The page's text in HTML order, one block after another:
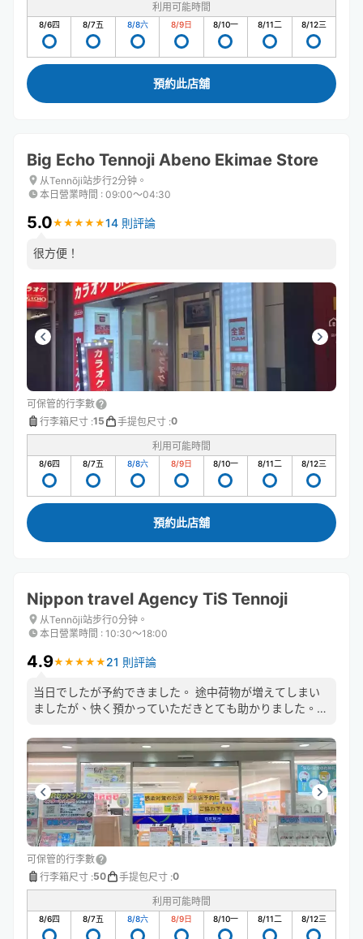
利用可能時間
8/6四 8/7五 8/8六 8/9日 8/10一 8/11二 8/12三
預約此店舖
Big Echo Tennoji Abeno Ekimae Store
从Tennōji站步行2分钟。
本日營業時間 : 09:00〜04:30
5.0★ ★ ★ ★ ★
★ ★ ★ ★ ★14 則評論
很方便！
可保管的行李數
行李箱尺寸 :15 手提包尺寸 :0
利用可能時間
8/6四 8/7五 8/8六 8/9日 8/10一 8/11二 8/12三
預約此店舖
Nippon travel Agency TiS Tennoji
从Tennōji站步行0分钟。
本日營業時間 : 10:30〜18:00
4.9★ ★ ★ ★ ★
★ ★ ★ ★ ★ 21 則評論
当日でしたが予約できました。 途中荷物が増えてしまい
ましたが、快く預かっていただきとても助かりました。
た。 またお願いします。
可保管的行李數
行李箱尺寸 :50 手提包尺寸 :0
利用可能時間
8/6四 8/7五 8/8六 8/9日 8/10一 8/11二 8/12三